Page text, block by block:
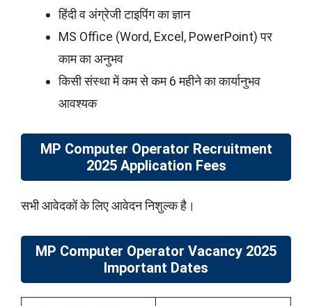
हिंदी व अंग्रेजी टाइपिंग का ज्ञान
MS Office (Word, Excel, PowerPoint) पर
काम का अनुभव
किसी संस्था में कम से कम 6 महीने का कार्यानुभव
आवश्यक
MP Computer Operator Recruitment
2025 Application Fees
सभी आवेदकों के लिए आवेदन निशुल्क है।
MP Computer Operator Vacancy 2025
Important Dates